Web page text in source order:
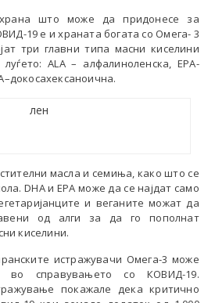
што може да придонесе за
19 е и храната богата со Омега- 3
три главни типа масни киселини
АLA – алфалиноленска, EPA-
масла и семиња, како што се
DHA и EPA може да се најдат само
и веганите можат да
од алги за да го пополнат
киселини.
истражувачи Омега-3 може
справувањето со КОВИД-19.
покажале дека критично